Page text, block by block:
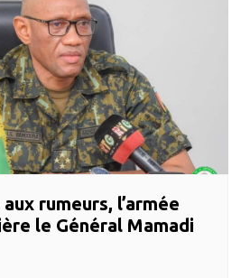
rumeurs, l’armée
le Général Mamadi